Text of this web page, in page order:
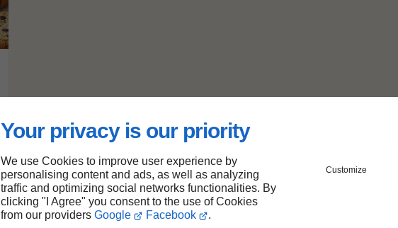
Your privacy is our priority
We use Cookies to improve user experience by
personalising content and ads, as well as analyzing
traffic and optimizing social networks functionalities. By
clicking "I Agree" you consent to the use of Cookies
from our providers Google Facebook .
Customize